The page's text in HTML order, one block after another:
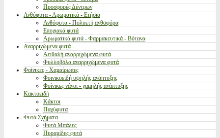
Προσφορές Δέντρων
Ανθόφυτα - Αρωματικά - Ετήσια
Ανθόφυτα - Πολυετή ανθοφόρα
Εποχιακά φυτά
Αρωματικά φυτά - Φαρμακευτικά - Βότανα
Αναρριχώμενα φυτά
Αειθαλή αναρριχώμενα φυτά
Φυλλοβόλα αναρριχώμενα φυτά
Φοίνικες - Χαμαίρωπες
Φοινικοειδή υψηλής ανάπτυξης
Φοίνικες νάνοι - χαμηλής ανάπτυξης
Κακτοειδή
Κάκτοι
Παχύφυτα
Φυτά Σχήματα
Φυτά Μπάλες
Πυραμίδες φυτά